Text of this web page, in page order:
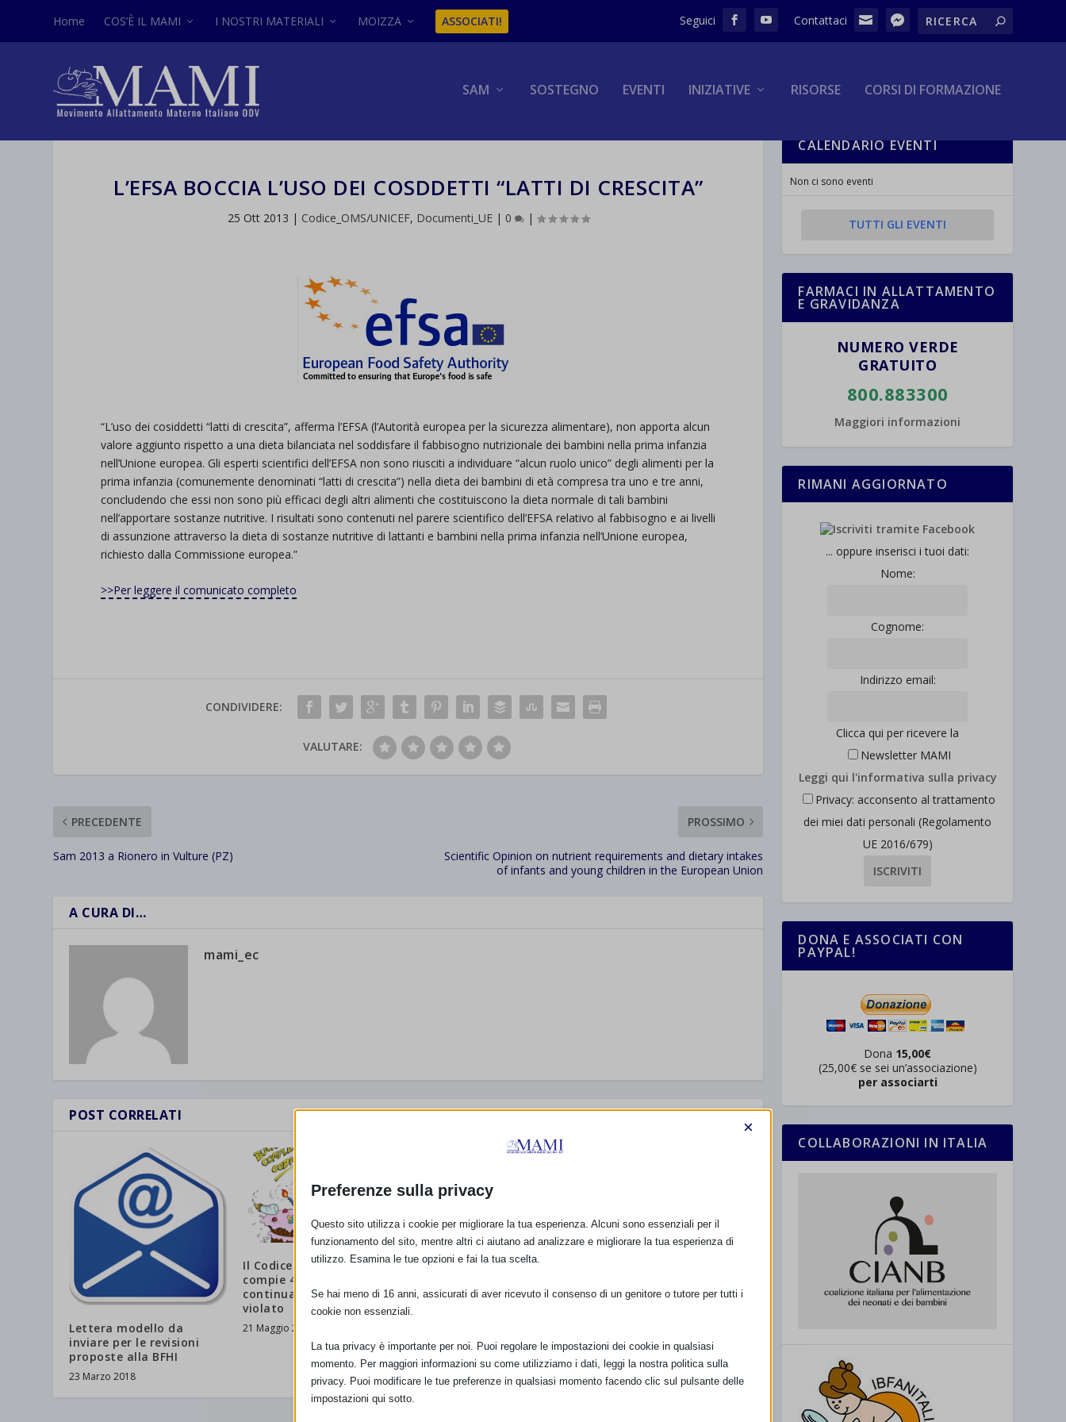
Home COS’È IL MAMI I NOSTRI MATERIALI MOIZZA ASSOCIATI!
SAM SOSTEGNO EVENTI INIZIATIVE RISORSE CORSI DI FORMAZIONE
L’EFSA BOCCIA L’USO DEI COSDDETTI “LATTI DI CRESCITA”
25 Ott 2013 | Codice_OMS/UNICEF, Documenti_UE| 0 |
“L’uso dei cosiddetti “latti di crescita”, afferma l’EFSA (l’Autorità europea per la sicurezza alimentare), non apporta alcun
valore aggiunto rispetto a una dieta bilanciata nel soddisfare il fabbisogno nutrizionale dei bambini nella prima infanzia
nell’Unione europea. Gli esperti scientifici dell’EFSA non sono riusciti a individuare “alcun ruolo unico” degli alimenti per la
prima infanzia (comunemente denominati “latti di crescita”) nella dieta dei bambini di età compresa tra uno e tre anni,
concludendo che essi non sono più efficaci degli altri alimenti che costituiscono la dieta normale di tali bambini
nell’apportare sostanze nutritive. I risultati sono contenuti nel parere scientifico dell’EFSA relativo al fabbisogno e ai livelli
di assunzione attraverso la dieta di sostanze nutritive di lattanti e bambini nella prima infanzia nell’Unione europea,
richiesto dalla Commissione europea.”
>>Per leggere il comunicato completo
CONDIVIDERE:
VALUTARE:
PRECEDENTE
Sam 2013 a Rionero in Vulture (PZ)
PROSSIMO
Scientific Opinion on nutrient requirements and dietary intakes
of infants and young children in the European Union
A CURA DI…
mami_ec
POST CORRELATI
Lettera modello da
inviare per le revisioni
proposte alla BFHI
23 Marzo 2018
Il Codice Internazionale
compie 40 anni, ma
continua ad essere
violato
21 Maggio 2021
Il progetto 3P e le
protezione
4 Settembre 2006
CALENDARIO EVENTI
Non ci sono eventi
TUTTI GLI EVENTI
FARMACI IN ALLATTAMENTO
E GRAVIDANZA
NUMERO VERDE
GRATUITO
800.883300
Maggiori informazioni
RIMANI AGGIORNATO
... oppure inserisci i tuoi dati:
Nome:
Cognome:
Indirizzo email:
Clicca qui per ricevere la
Newsletter MAMI
Leggi qui l'informativa sulla privacy
Privacy: acconsento al trattamento
dei miei dati personali (Regolamento
UE 2016/679)
DONA E ASSOCIATI CON
PAYPAL!
Dona 15,00€
(25,00€ se sei un’associazione)
per associarti
COLLABORAZIONI IN ITALIA
Preferenze sulla privacy
×
Questo sito utilizza i cookie per migliorare la tua esperienza. Alcuni sono essenziali per il
funzionamento del sito, mentre altri ci aiutano ad analizzare e migliorare la tua esperienza di
utilizzo. Esamina le tue opzioni e fai la tua scelta.
Se hai meno di 16 anni, assicurati di aver ricevuto il consenso di un genitore o tutore per tutti i
cookie non essenziali.
La tua privacy è importante per noi. Puoi regolare le impostazioni dei cookie in qualsiasi
momento. Per maggiori informazioni su come utilizziamo i dati, leggi la nostra politica sulla
privacy. Puoi modificare le tue preferenze in qualsiasi momento facendo clic sul pulsante delle
impostazioni qui sotto.